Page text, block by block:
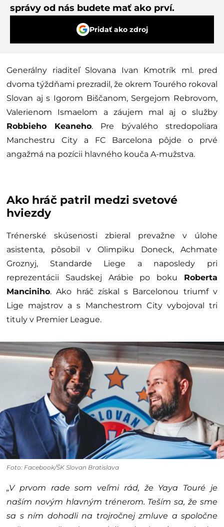
správy od nás budete mať ako prví.
Pridať ako zdroj
Generálny riaditeľ Slovana Ivan Kmotrík ml. pred
dvoma týždňami prezradil, že okrem Tourého rokoval
Slovan aj s Igorom Biščanom, Sergejom Rebrovom,
Valerienom Ismaelom a záujem mal aj o služby
Robbieho Keaneho. Pre bývalého stredopoliara
Manchestru City a FC Barcelona pôjde o prvé
angažmá na pozícii hlavného kouča A-mužstva.
Ako hráč patril medzi svetové
hviezdy
Trénerské skúsenosti zbieral prevažne v úlohe
asistenta, pôsobil v Olimpiku Doneck, Achmate
Groznyj, Standarde Liege a naposledy pri
reprezentácii Saudskej Arábie po boku Roberta
Manciniho. Ako hráč získal s Barcelonou triumf v
Lige majstrov a s Manchestrom City vybojoval tri
tituly v Premier League.
Foto: Facebook/ŠK Slovan Bratislava
„V prvom rade som veľmi rád, že Yaya Touré je
naším novým hlavným trénerom. Teším sa, že sme
sa s ním dohodli na trojročnej zmluve a spoločne